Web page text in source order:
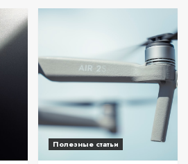
Полезные статьи